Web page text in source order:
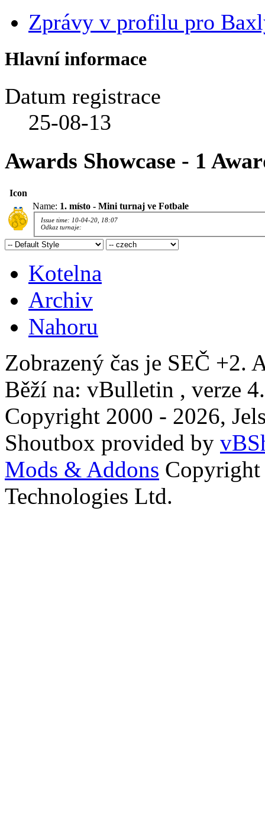
Zprávy v profilu pro
Hlavní informace
Datum registrace
25-08-13
Awards Showcase - 1
Icon
Name: 1. místo - Mini turnaj ve Fotbale
Issue time: 10-04-20, 18:07
Odkaz turnaje:
Kotelna
Archiv
Nahoru
Zobrazený čas je SEČ +2.
Běží na: vBulletin , verze
Copyright 2000 - 2026,
Shoutbox provided by
Mods & Addons
Technologies Ltd.